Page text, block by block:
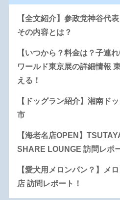
【全文紹介】参政党神谷代
その内容とは？
【いつから？料金は？子連
ワールド東京展の詳細情報
える！
【ドッグラン紹介】湘南ド
市
【海老名店OPEN】
SHARE LOUNGE 訪問レポ
【愛犬用メロンパン？】メ
店 訪問レポート！